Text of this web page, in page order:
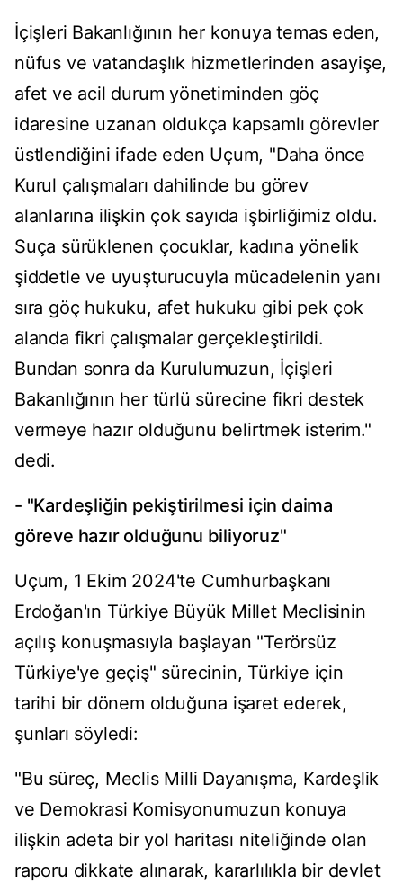
İçişleri Bakanlığının her konuya temas eden,
nüfus ve vatandaşlık hizmetlerinden asayişe,
afet ve acil durum yönetiminden göç
idaresine uzanan oldukça kapsamlı görevler
üstlendiğini ifade eden Uçum, "Daha önce
Kurul çalışmaları dahilinde bu görev
alanlarına ilişkin çok sayıda işbirliğimiz oldu.
Suça sürüklenen çocuklar, kadına yönelik
şiddetle ve uyuşturucuyla mücadelenin yanı
sıra göç hukuku, afet hukuku gibi pek çok
alanda fikri çalışmalar gerçekleştirildi.
Bundan sonra da Kurulumuzun, İçişleri
Bakanlığının her türlü sürecine fikri destek
vermeye hazır olduğunu belirtmek isterim."
dedi.
- "Kardeşliğin pekiştirilmesi için daima
göreve hazır olduğunu biliyoruz"
Uçum, 1 Ekim 2024'te Cumhurbaşkanı
Erdoğan'ın Türkiye Büyük Millet Meclisinin
açılış konuşmasıyla başlayan "Terörsüz
Türkiye'ye geçiş" sürecinin, Türkiye için
tarihi bir dönem olduğuna işaret ederek,
şunları söyledi:
"Bu süreç, Meclis Milli Dayanışma, Kardeşlik
ve Demokrasi Komisyonumuzun konuya
ilişkin adeta bir yol haritası niteliğinde olan
raporu dikkate alınarak, kararlılıkla bir devlet